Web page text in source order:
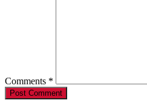
Comments *
Post Comment